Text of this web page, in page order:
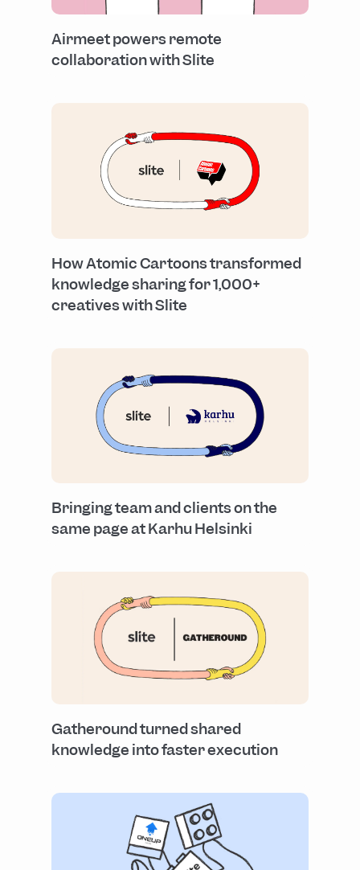
Airmeet powers remote
collaboration with Slite
How Atomic Cartoons transformed
knowledge sharing for 1,000+
creatives with Slite
Bringing team and clients on the
same page at Karhu Helsinki
Gatheround turned shared
knowledge into faster execution